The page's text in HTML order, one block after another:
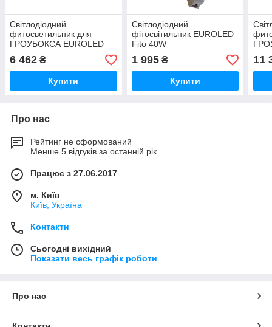
Світлодіодний
фитосветильник для
ГРОУБОКСА EUROLED
Fito Grow Box-3m 100 W
6 462 ₴
Купити
Світлодіодний
фітосвітильник EUROLED
Fito 40W
1 995₴
Купити
Fito
11
Про нас
Рейтинг не сформований
Менше 5 відгуків за останній рік
Працює з 27.06.2017
м. Київ
Київ, Україна
Контакти
Сьогодні вихідний
Показати весь графік роботи
Про нас